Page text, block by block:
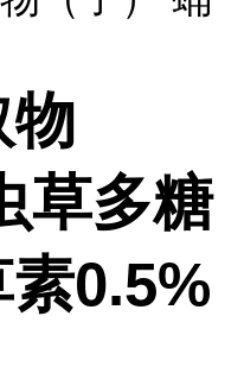
物
草多糖
0.5%